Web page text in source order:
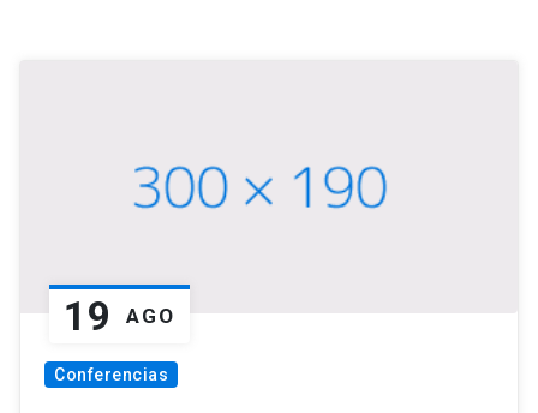
19 AGO
Conferencias